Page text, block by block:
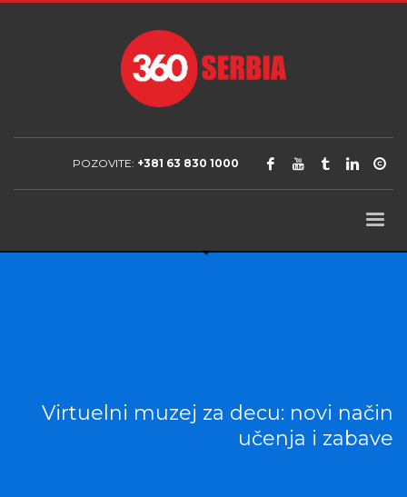
POZOVITE: +381 63 830 1000
Virtuelni muzej za decu: novi način
učenja i zabave